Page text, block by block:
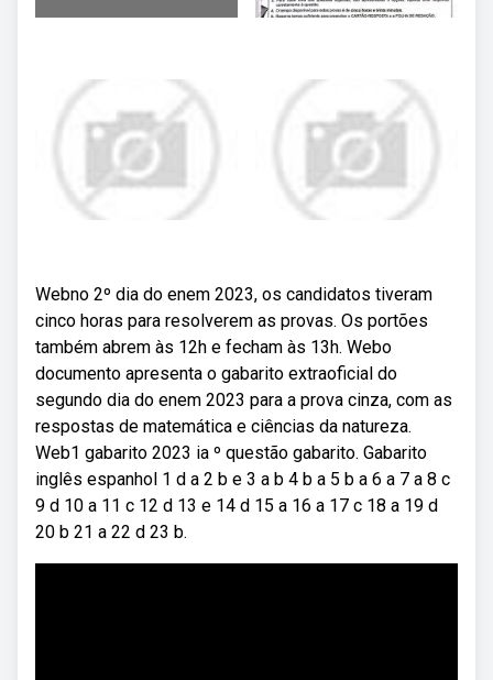
Webno 2º dia do enem 2023, os candidatos tiveram
cinco horas para resolverem as provas. Os portões
também abrem às 12h e fecham às 13h. Webo
documento apresenta o gabarito extraoficial do
segundo dia do enem 2023 para a prova cinza, com as
respostas de matemática e ciências da natureza.
Web1 gabarito 2023 ia º questão gabarito. Gabarito
inglês espanhol 1 d a 2 b e 3 a b 4 b a 5 b a 6 a 7 a 8 c
9 d 10 a 11 c 12 d 13 e 14 d 15 a 16 a 17 c 18 a 19 d
20 b 21 a 22 d 23 b.